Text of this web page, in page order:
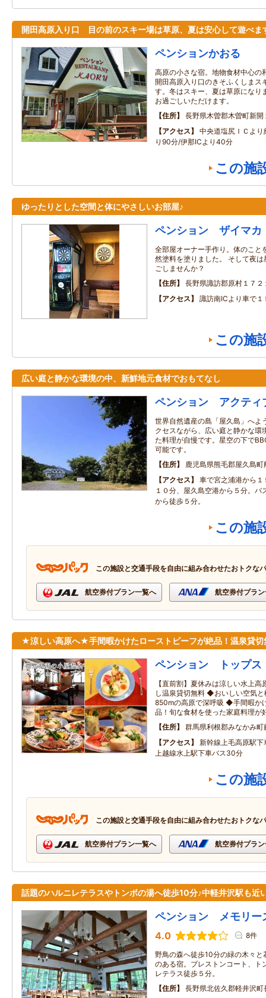
開田高原入り口 目の前のスキー場は草原、夏は安心して遊べま
ペンションかおる
高原の小さな宿。地物食材中心の
開田高原入り口のきそふくしまス
す。冬はスキー、夏は草原になり
お過ごしいただけます。
住所
長野県木曽郡木曽町新
アクセス
中央道塩尻ＩＣよ
り90分/伊那ICより40分
この施
ゆったりとした空間と体にやさしいお部屋♪
ペンション ザイマカ
全部屋オーナー手作り。体のこと
然塗料を塗りました。 そして夜
ごしませんか？
住所
長野県諏訪郡原村１７
アクセス
諏訪南ICより車で１
この施
広い庭と静かな環境の中、新鮮地元食材でおもてなし
ペンション アクティ
世界自然遺産の島「屋久島」へよ
クセスながら、広い庭と静かな環
た料理が自慢です。星空の下で
可能です。
住所
鹿児島県熊毛郡屋久島
アクセス
車で宮之浦港から
１０分、屋久島空港から５分。バ
から徒歩５分。
この施
この施設と交通手段を自由に組み合わせたおトクな
航空券付プラン一覧へ 航空券付プラ
★涼しい高原へ★手間暇かけたローストビーフが絶品！温泉貸切
ペンション トップス
【直前割】夏休みは涼しい水上
し温泉貸切無料 ◆おいしい空気
850mの高原で深呼吸 ◆手間暇か
品！旬な食材を使った家庭料理が
住所
群馬県利根郡みなかみ町
アクセス
新幹線上毛高原駅
上越線水上駅下車バス30分
この施
この施設と交通手段を自由に組み合わせたおトクな
航空券付プラン一覧へ 航空券付プラ
話題のハルニレテラスやトンボの湯へ徒歩10分♪中軽井沢駅も近
ペンション メモリー
4.0 8件
野鳥の森へ徒歩10分の緑の木々
のある宿。ブレストンコート、ト
レテラス徒歩５分。
住所
長野県北佐久郡軽井沢町